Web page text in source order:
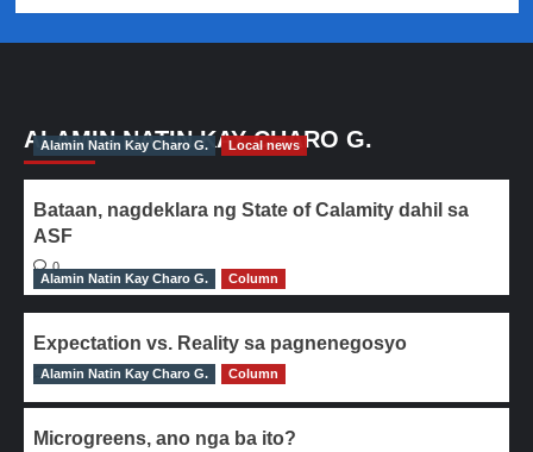
ALAMIN NATIN KAY CHARO G.
Alamin Natin Kay Charo G. Local news
Bataan, nagdeklara ng State of Calamity dahil sa
ASF
0
Alamin Natin Kay Charo G.
Column
Expectation vs. Reality sa pagnenegosyo
0
Alamin Natin Kay Charo G. Column
Microgreens, ano nga ba ito?